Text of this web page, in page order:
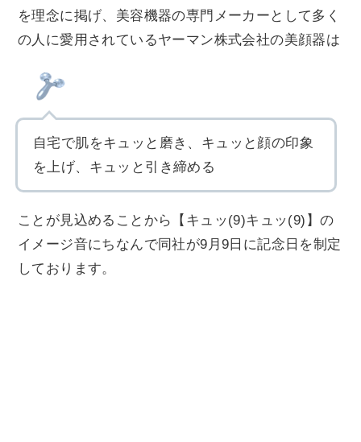
を理念に掲げ、美容機器の専門メーカーとして多く
の人に愛用されているヤーマン株式会社の美顔器は
自宅で肌をキュッと磨き、キュッと顔の印象
を上げ、キュッと引き締める
ことが見込めることから【キュッ(9)キュッ(9)】の
イメージ音にちなんで同社が9月9日に記念日を制定
しております。